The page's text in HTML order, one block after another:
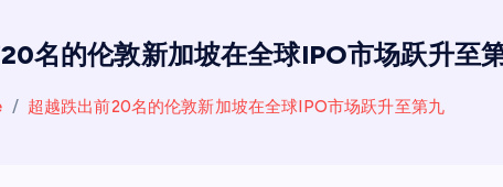
名的伦敦新加坡在全球IPO市场跃升至
超越跌出前20名的伦敦新加坡在全球IPO市场跃升至第九